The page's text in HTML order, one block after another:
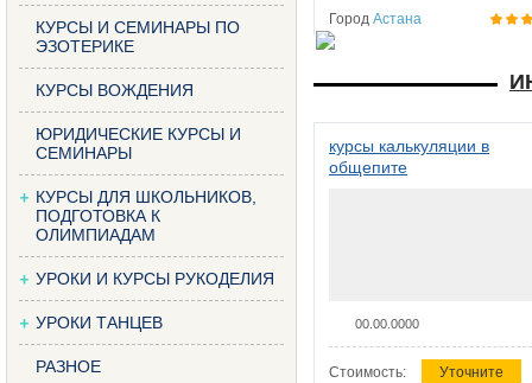
КУРСЫ И СЕМИНАРЫ ПО
ЭЗОТЕРИКЕ
КУРСЫ ВОЖДЕНИЯ
ЮРИДИЧЕСКИЕ КУРСЫ И
СЕМИНАРЫ
КУРСЫ ДЛЯ ШКОЛЬНИКОВ,
ПОДГОТОВКА К
ОЛИМПИАДАМ
УРОКИ И КУРСЫ РУКОДЕЛИЯ
УРОКИ ТАНЦЕВ
РАЗНОЕ
Город Астана
курсы калькуляции в
общепите
00.00.0000
Стоимость: Уточните